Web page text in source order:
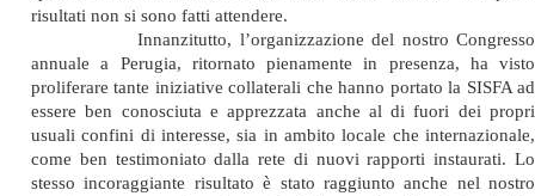
risultati non si sono fatti attendere.
Innanzitutto, l’organizzazione del nostro Congresso
annuale a Perugia, ritornato pienamente in presenza, ha visto
proliferare tante iniziative collaterali che hanno portato la SISFA ad
essere ben conosciuta e apprezzata anche al di fuori dei propri
usuali confini di interesse, sia in ambito locale che internazionale,
come ben testimoniato dalla rete di nuovi rapporti instaurati. Lo
stesso incoraggiante risultato è stato raggiunto anche nel nostro